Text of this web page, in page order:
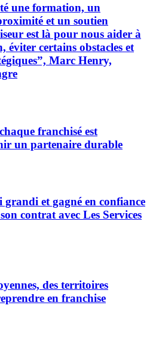
une formation, un
et un soutien
est là pour nous aider à
éviter certains obstacles et
Marc Henry,
franchisé est
un partenaire durable
grandi et gagné en confiance
contrat avec Les Services
des territoires
en franchise